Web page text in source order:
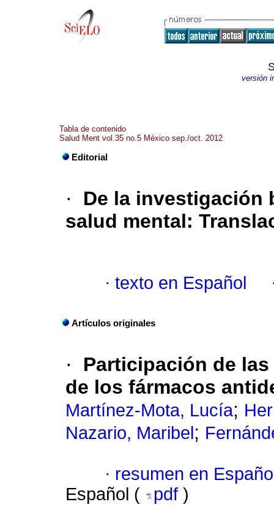
versión
Tabla de contenido
Salud Ment vol.35 no.5 México sep./oct. 2012
Editorial
·
De la investigación
salud mental:
· texto en Español
Artículos originales
·
Participación de
de los fármacos
Martínez-Mota, Lucía;
Nazario, Maribel ;
· resumen en
Español (
pdf )